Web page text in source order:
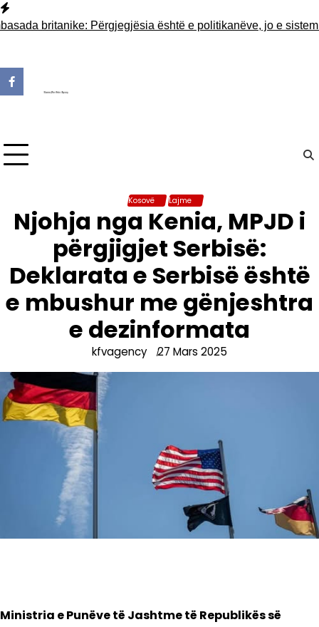
Skip
to britanike: Përgjegjësia është e politikanëve, jo e sistemit
Kosovë Lajme
Njohja nga Kenia, MPJD i
përgjigjet Serbisë:
Deklarata e Serbisë është
e mbushur me gënjeshtra
e dezinformata
kfvagency 27 Mars 2025
Ministria e Punëve të Jashtme të Republikës së